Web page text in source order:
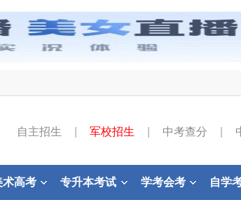
自主招生 军校招生 中考查分
术高考 专升本考试 学考会考 自学